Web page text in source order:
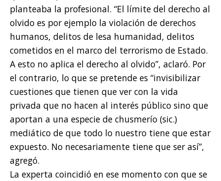
planteaba la profesional. “El límite del derecho al
olvido es por ejemplo la violación de derechos
humanos, delitos de lesa humanidad, delitos
cometidos en el marco del terrorismo de Estado.
A esto no aplica el derecho al olvido”, aclaró. Por
el contrario, lo que se pretende es “invisibilizar
cuestiones que tienen que ver con la vida
privada que no hacen al interés público sino que
aportan a una especie de chusmerío (sic.)
mediático de que todo lo nuestro tiene que estar
expuesto. No necesariamente tiene que ser así”,
agregó.
La experta coincidió en ese momento con que se